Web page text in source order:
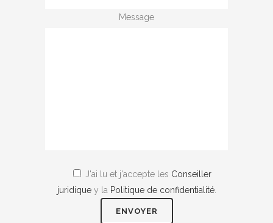
Message
J'ai lu et j'accepte les Conseiller
juridiquey la Politique de confidentialité.